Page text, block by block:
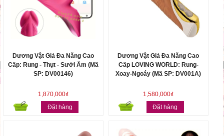
Dương Vật Giả Đa Năng Cao
Cấp: Rung - Thụt - Sưởi Ấm (Mã
SP: DV00146)
1,870,000₫
Đặt hàng
Dương Vật Giả Đa Năng Cao
Cấp LOVING WORLD: Rung-
Xoay-Ngoáy (Mã SP: DV001A)
1,580,000₫
Đặt hàng